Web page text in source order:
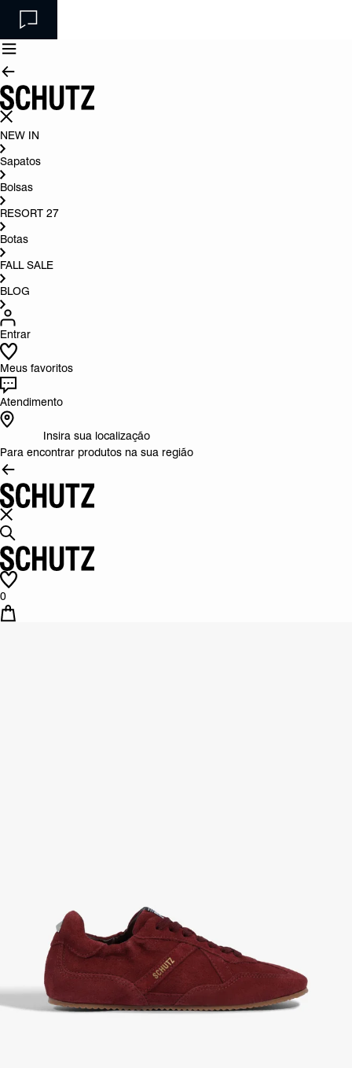
NEW IN
Sapatos
Bolsas
RESORT 27
Botas
FALL SALE
BLOG
Entrar
Meus favoritos
Atendimento
Insira sua localização
Para encontrar produtos na sua região
0